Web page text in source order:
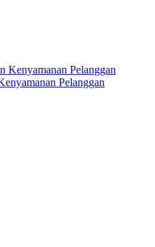
Pelanggan